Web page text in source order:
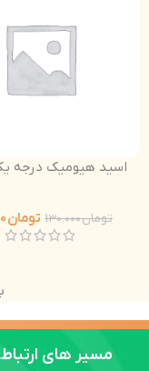
اسید هیومیک درجه
تومان130.000 تومان
مسیر های